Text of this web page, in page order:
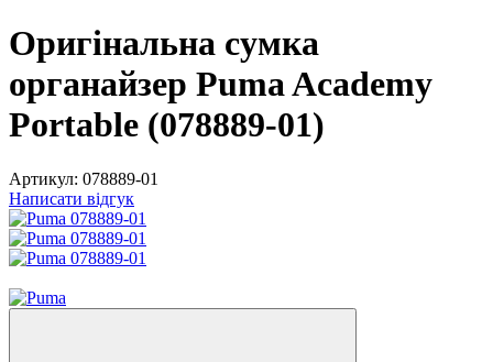
Оригінальна сумка
органайзер Puma Academy
Portable (078889-01)
Артикул: 078889-01
Написати відгук